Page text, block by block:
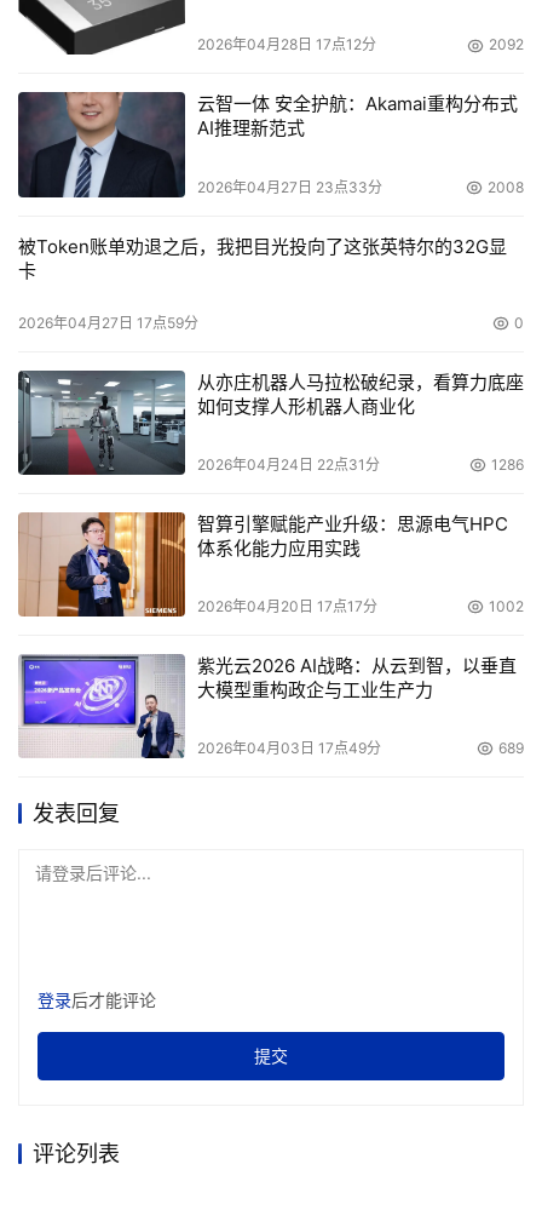
2026年04月28日 17点12分 2092
云智一体 安全护航：Akamai重构分布式
AI推理新范式
2026年04月27日 23点33分 2008
被Token账单劝退之后，我把目光投向了这张英特尔的32G显
卡
2026年04月27日 17点59分 0
从亦庄机器人马拉松破纪录，看算力底座
如何支撑人形机器人商业化
2026年04月24日 22点31分 1286
智算引擎赋能产业升级：思源电气HPC
体系化能力应用实践
2026年04月20日 17点17分 1002
紫光云2026 AI战略：从云到智，以垂直
大模型重构政企与工业生产力
2026年04月03日 17点49分 689
发表回复
请登录后评论...
登录后才能评论
提交
评论列表